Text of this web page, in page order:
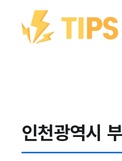
건너뛰기
인천광역시